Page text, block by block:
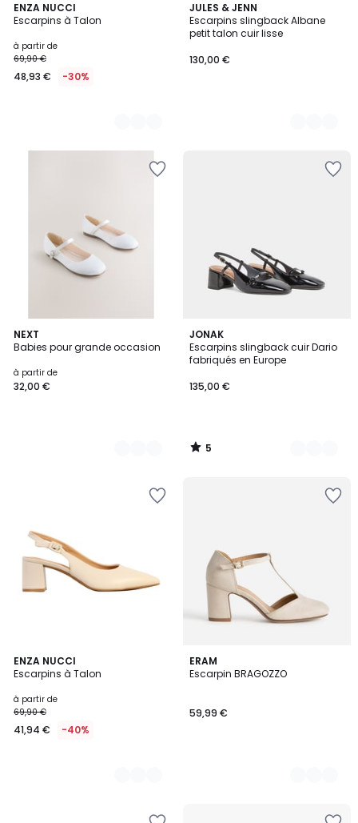
ENZA NUCCI
Escarpins à Talon
à partir de
69,90 €
48,93 € -30%
3
Couleurs
JULES & JENN
Escarpins slingback Albane
petit talon cuir lisse
130,00 €
3
Couleurs
NEXT
Babies pour grande occasion
à partir de
32,00 €
6
Couleurs
JONAK
Escarpins slingback cuir Dario
fabriqués en Europe
135,00 €
5
/
5
2
Couleurs
5
/
ENZA NUCCI
Escarpins à Talon
à partir de
69,90 €
41,94 € -40%
3
Couleurs
ERAM
Escarpin BRAGOZZO
59,99 €
2
Couleurs